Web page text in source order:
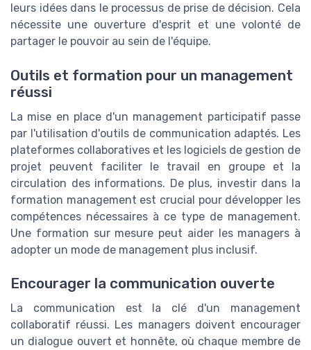
leurs idées dans le processus de prise de décision. Cela
nécessite une ouverture d'esprit et une volonté de
partager le pouvoir au sein de l'équipe.
Outils et formation pour un management
réussi
La mise en place d'un management participatif passe
par l'utilisation d'outils de communication adaptés. Les
plateformes collaboratives et les logiciels de gestion de
projet peuvent faciliter le travail en groupe et la
circulation des informations. De plus, investir dans la
formation management est crucial pour développer les
compétences nécessaires à ce type de management.
Une formation sur mesure peut aider les managers à
adopter un mode de management plus inclusif.
Encourager la communication ouverte
La communication est la clé d'un management
collaboratif réussi. Les managers doivent encourager
un dialogue ouvert et honnête, où chaque membre de